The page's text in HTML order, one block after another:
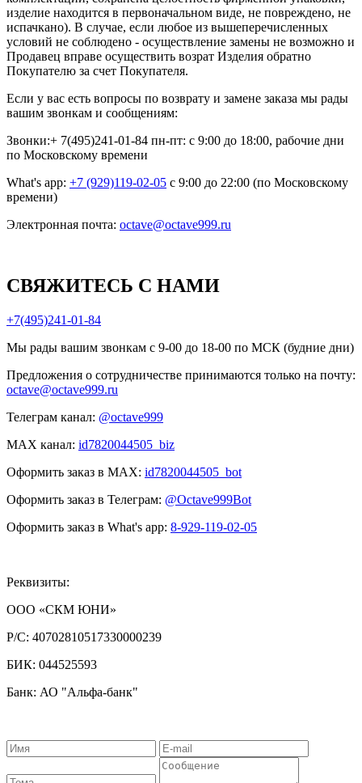
изделие находится в первоначальном виде, не повреждено, не
испачкано). В случае, если любое из вышеперечисленных
условий не соблюдено - осуществление замены не возможно и
Продавец вправе осуществить возрат Изделия обратно
Покупателю за счет Покупателя.
Если у вас есть вопросы по возврату и замене заказа мы рады
вашим звонкам и сообщениям:
Звонки:+ 7(495)241-01-84 пн-пт: с 9:00 до 18:00, рабочие дни
по Московскому времени
What's app: +7 (929)119-02-05 с 9:00 до 22:00 (по Московскому
времени)
Электронная почта: octave@octave999.ru
СВЯЖИТЕСЬ С НАМИ
+7(495)241-01-84
Мы рады вашим звонкам с 9-00 до 18-00 по МСК (будние дни)
Предложения о сотрудничестве принимаются только на почту:
octave@octave999.ru
Телеграм канал: @octave999
MAX канал: id7820044505_biz
Оформить заказ в MAX: id7820044505_bot
Оформить заказ в Телеграм: @Octave999Bot
Оформить заказ в What's app: 8-929-119-02-05
Реквизиты:
ООО «СКМ ЮНИ»
Р/С: 40702810517330000239
БИК: 044525593
Банк: АО "Альфа-банк"